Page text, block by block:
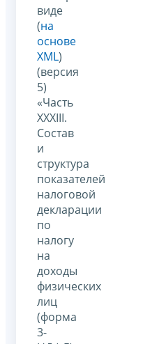
виде
(на
основе
XML)
(версия
5)
«Часть
XXXIII.
Состав
и
структура
показателей
налоговой
декларации
по
налогу
на
доходы
физических
лиц
(форма
3-